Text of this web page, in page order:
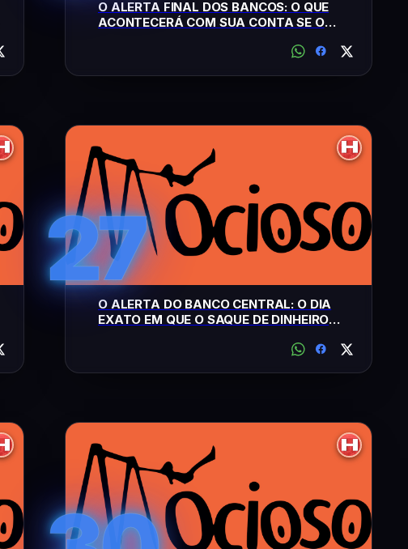
O ALERTA FINAL DOS BANCOS: O QUE
ACONTECERÁ COM SUA CONTA SE O
27
O ALERTA DO BANCO CENTRAL: O DIA
EXATO EM QUE O SAQUE DE DINHEIRO